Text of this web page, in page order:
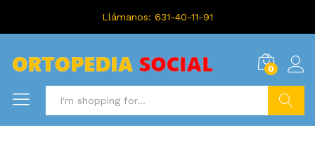
Llámanos: 631-40-11-91
0